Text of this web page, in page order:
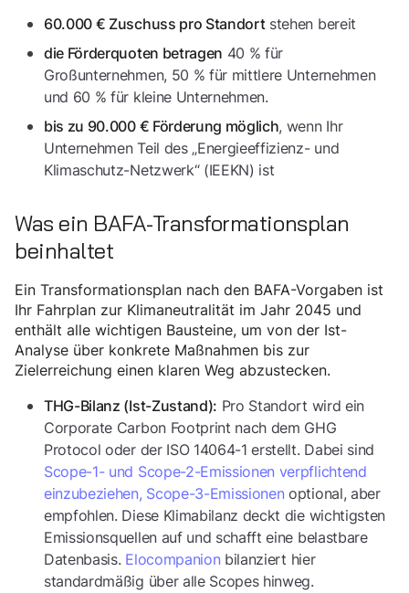
60.000 € Zuschuss pro Standortstehen bereit
die Förderquoten betragen 40 % für
Großunternehmen, 50 % für mittlere Unternehmen
und 60 % für kleine Unternehmen.
bis zu 90.000 € Förderung möglich, wenn Ihr
Unternehmen Teil des „Energieeffizienz- und
Klimaschutz-Netzwerk“ (IEEKN) ist
Was ein BAFA-Transformationsplan
beinhaltet
Ein Transformationsplan nach den BAFA-Vorgaben ist
Ihr Fahrplan zur Klimaneutralität im Jahr 2045 und
enthält alle wichtigen Bausteine, um von der Ist-
Analyse über konkrete Maßnahmen bis zur
Zielerreichung einen klaren Weg abzustecken.
THG-Bilanz (Ist-Zustand): Pro Standort wird ein
Corporate Carbon Footprint nach dem GHG
Protocol oder der ISO 14064-1 erstellt. Dabei sind
Scope-1- und Scope-2-Emissionen verpflichtend
einzubeziehen, Scope-3-Emissionen optional, aber
empfohlen. Diese Klimabilanz deckt die wichtigsten
Emissionsquellen auf und schafft eine belastbare
Datenbasis. Elocompanion bilanziert hier
standardmäßig über alle Scopes hinweg.